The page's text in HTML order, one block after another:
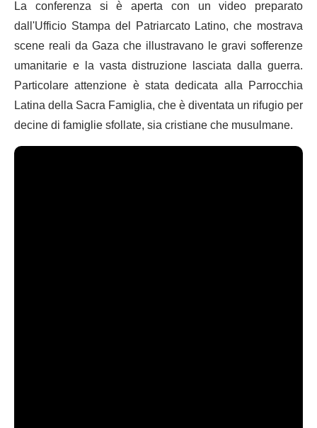
La conferenza si è aperta con un video preparato
dall'Ufficio Stampa del Patriarcato Latino, che mostrava
scene reali da Gaza che illustravano le gravi sofferenze
umanitarie e la vasta distruzione lasciata dalla guerra.
Particolare attenzione è stata dedicata alla Parrocchia
Latina della Sacra Famiglia, che è diventata un rifugio per
decine di famiglie sfollate, sia cristiane che musulmane.